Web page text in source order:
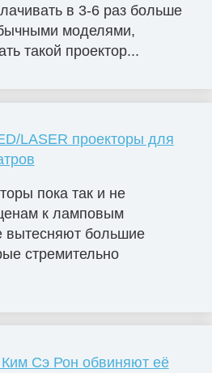
в 3-6 раз больше
моделями,
такой проектор...
LASER проекторы для
пока так и не
к ламповым
вытесняют большие
стремительно
Сэ Рон обвиняют её